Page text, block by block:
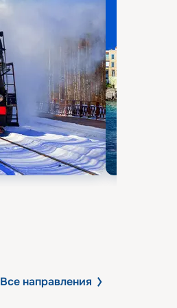
Все направления